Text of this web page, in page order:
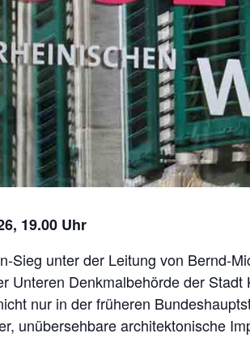
19.00 Uhr
Sieg unter der Leitung von Bernd-
Unteren Denkmalbehörde der
nur in der früheren
unübersehbare architektonische